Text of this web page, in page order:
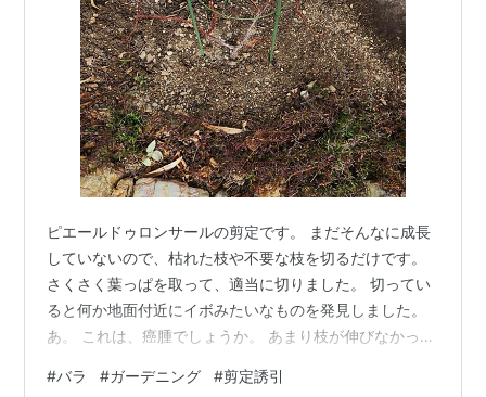
ピエールドゥロンサールの剪定です。 まだそんなに成長
していないので、枯れた枝や不要な枝を切るだけです。
さくさく葉っぱを取って、適当に切りました。 切ってい
ると何か地面付近にイボみたいなものを発見しました。
あ。 これは、癌腫でしょうか。 あまり枝が伸びなかった
苗は処分といわれていたみたいです。 最近は癌腫とうま
#バラ #ガーデニング #剪定誘引